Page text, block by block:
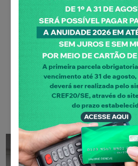
21/07/2026 14:04
CREF20/SE identifica...
Ler mais